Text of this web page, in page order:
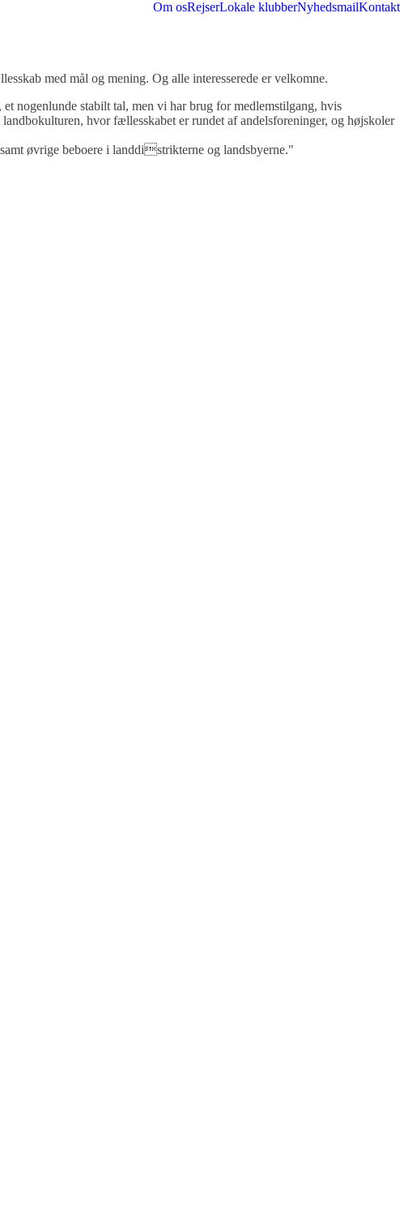
Om osRejserLokale klubberNyhedsmailKontakt
med mål og mening. Og alle interesserede er velkomne.
nogenlunde stabilt tal, men vi har brug for medlemstilgang, hvis
hvor fællesskabet er rundet af andelsforeninger, og højskoler
øvrige beboere i landdistrikterne og landsbyerne."